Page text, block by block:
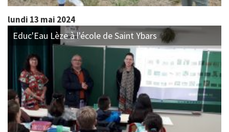
lundi 13 mai 2024
Educ'Eau Lèze à l'école de Saint Ybars